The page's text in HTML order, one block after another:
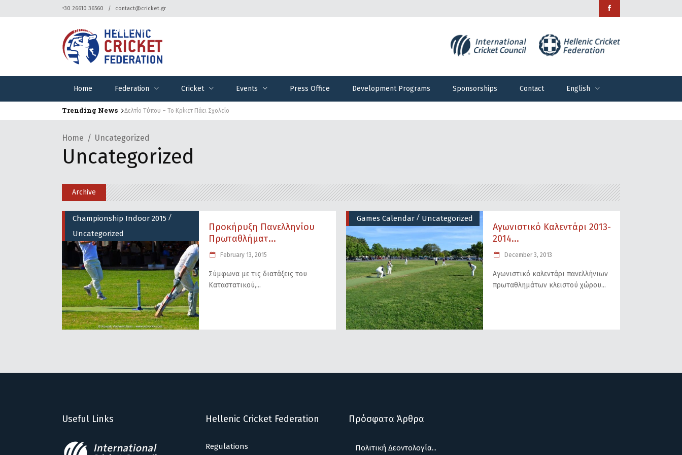
+30 26610 36560 contact@cricket.gr
Home Federation Cricket Events Press Office Development Programs Sponsorships Contact English
Home Federation
Trending News Δελτίο Τύπου – Το Κρίκετ Πάει Σχολείο
Home Uncategorized
Uncategorized
Archive
Championship Indoor 2015 /
Uncategorized
Προκήρυξη Πανελληνίου
Πρωταθλήματ...
February 13, 2015
Σύμφωνα με τις διατάξεις του
Καταστατικού,
Games Calendar / Uncategorized
Αγωνιστικό Καλεντάρι 2013-
2014...
December 3, 2013
Αγωνιστικό καλεντάρι πανελλήνιων
πρωταθλημάτων κλειστού χώρου
Useful Links Hellenic Cricket Federation
Regulations
Πρόσφατα Άρθρα
Πολιτική Δεοντολογία...